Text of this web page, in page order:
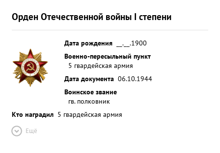
Орден Отечественной войны I степени
Дата рождения
__.__.1900
Военно-пересыльный пункт
5 гвардейская армия
Дата документа 06.10.1944
Воинское звание
гв. полковник
Кто наградил 5 гвардейская армия
Ещё